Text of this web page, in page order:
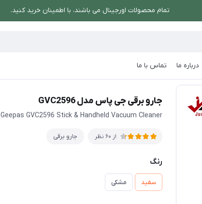
تمام محصولات اورجینال می باشند، با اطمینان خرید کنید.
درباره ما تماس با ما
جارو برقی جی پاس مدل GVC2596
جارو برقی جی پاس مدل GVC2596
Geepas GVC2596 Stick & Handheld Vacuum Cleaner
از 60 نظر جارو برقی
رنگ
سفید مشکی